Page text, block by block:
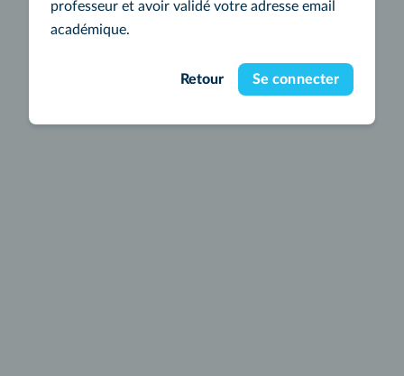
professeur et avoir validé votre adresse email
académique.
Retour Se connecter